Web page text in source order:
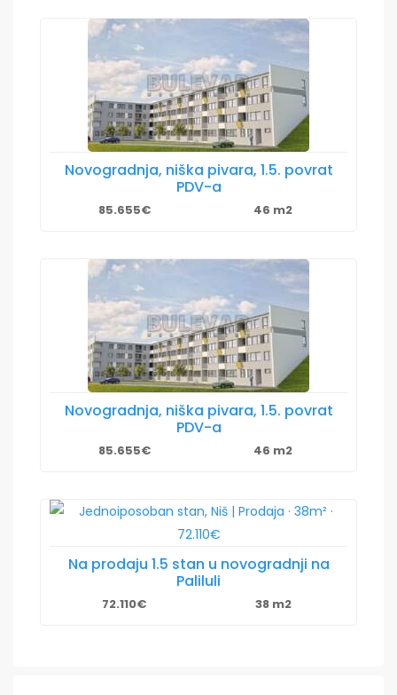
Novogradnja, niška pivara, 1.5. povrat
PDV-a
85.655€ 46 m2
Novogradnja, niška pivara, 1.5. povrat
PDV-a
85.655€ 46 m2
Na prodaju 1.5 stan u novogradnji na
Paliluli
72.110€ 38 m2